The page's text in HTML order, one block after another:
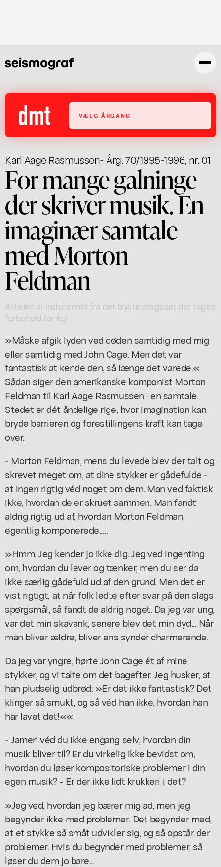
VÆLG ÅRGANG
Karl Aage Rasmussen- Årg. 70/1995-1996, nr. 01
For mange galninge
der skriver musik. En
imaginær samtale
med Morton
Feldman
Artiklen er indscannet fra det trykte magasin; der tages
forbehold for fejl
»Måske afgik lyden ved døden samtidig med mig
eller samtidig med John Cage. Men det var
fantastisk at kende den, så længe det varede.«
Sådan siger den amerikanske komponist Morton
Feldman til Karl Aage Rasmussen i en samtale.
Stedet er dét åndelige rige, hvor imagination kan
bryde barrieren og forestillingens kraft kan tage
over.
- Morton Feldman, mens du levede blev der talt og
skrevet meget om, at dine stykker er gådefulde -
at ingen rigtig véd noget om dem. Man ved faktisk
ikke, hvordan de er skruet sammen. Man fandt
aldrig rigtig ud af, hvordan Morton Feldman
egentlig komponerede.....
»Hmm. Jeg kender jo ikke dig. Jeg ved ingenting
om, hvordan du lever og tænker, men du ser da
ikke særlig gådefuld ud af den grund. Men det er
vist rigtigt, at når folk ledte efter svar på den slags
spørgsmål, så fandt de aldrig noget. Da jeg var ung,
var det min skavank, senere blev det min dyd... Når
man bliver ældre, bliver ens synder charmerende.
Da jeg var yngre, hørte John Cage ét af mine
stykker, og vi talte om det bagefter. Jeg husker, at
han pludselig udbrød: »Er det ikke fantastisk? Det
klinger så smukt, og så véd han ikke, hvordan han
har lavet det!««
- Jamen véd du ikke engang selv, hvordan din
musik bliver til? Er du virkelig ikke bevidst om,
hvordan du løser kompositoriske problemer i din
egen musik? - Er der ikke lidt krukkeri i det?
»Jeg ved, hvordan jeg bærer mig ad, men jeg
begynder ikke med problemer. Det begynder med,
at et stykke så småt udvikler sig, og så opstår der
problemer. Hvis du begynder med problemer, så
løser du dem jo bare...